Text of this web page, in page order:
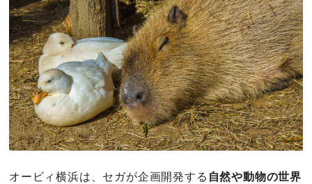
オービィ横浜は、セガが企画開発する 自然や動物の世界